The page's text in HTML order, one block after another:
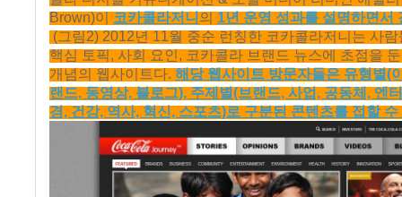
Brown)이코카콜라저니의1년 운영 성과를 설명하면서
(그림2) 2012년 11월 중순 런칭한 코카콜라저니는 사
핵심 토픽, 사회 요인, 코카콜라 브랜드 뉴스에 초점을
개념의 웹사이트다.해당 웹사이트 방문자들은 유형별(
랜드, 동영상, 블로그), 주제별(브랜드, 사업, 공동체, 엔
경, 건강, 역사, 혁신, 스포츠)로 구분된 콘텐츠를 접할 수